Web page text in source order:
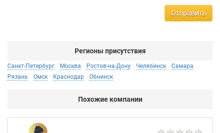
Отправить
Регионы присутствия
Санкт-Петербург Москва Ростов-на-Дону Челябинск
Самара
Рязань
Омск Краснодар Обнинск
Похожие компании